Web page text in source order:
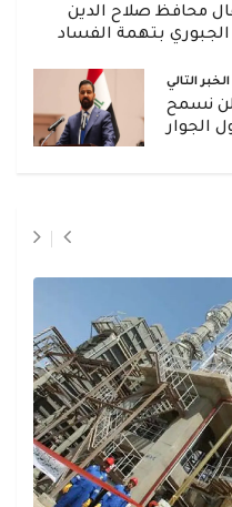
محافظ صلاح الدين
بتهمة الفساد
الخبر التالي
لن نسمح
الجوار